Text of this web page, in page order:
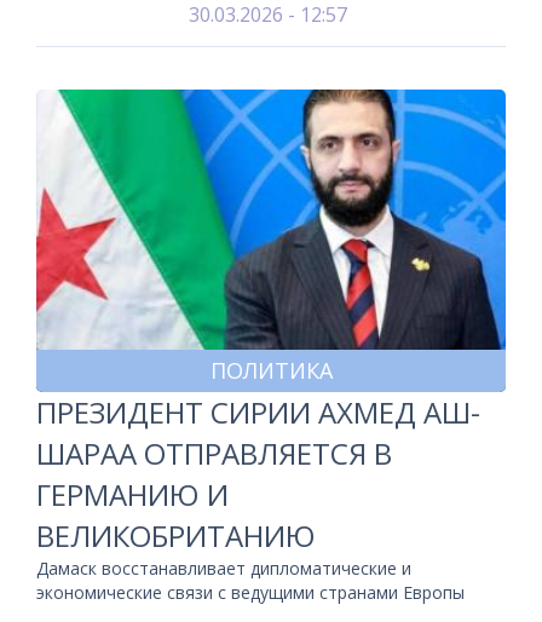
30.03.2026 - 12:57
ПОЛИТИКА
ПРЕЗИДЕНТ СИРИИ АХМЕД АШ-
ШАРАА ОТПРАВЛЯЕТСЯ В
ГЕРМАНИЮ И
ВЕЛИКОБРИТАНИЮ
Дамаск восстанавливает дипломатические и
экономические связи с ведущими странами Европы